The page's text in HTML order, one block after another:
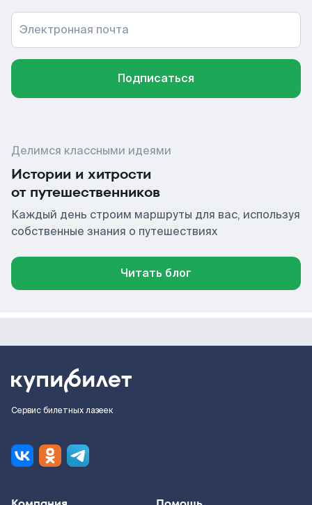
Электронная почта
Подписаться
Делимся классными идеями
Истории и хитрости
от путешественников
Каждый день строим маршруты для вас, используя
собственные знания о путешествиях
Читать блог
Сервис билетных лазеек